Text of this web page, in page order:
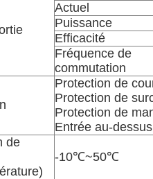
Actuel
Puissance
Efficacité
Fréquence de
commutation
Protection de
Protection de
Protection de
Entrée au-
de
-10℃~50℃